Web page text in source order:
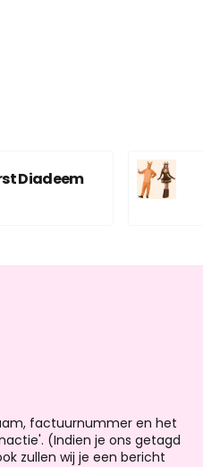
Diadeem
factuurnummer en het
(Indien je ons getagd
zullen wij je een bericht